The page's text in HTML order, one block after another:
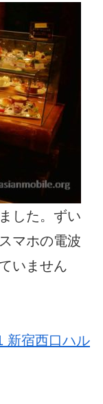
した。ずい
マホの電波
いません
新宿西口ハル